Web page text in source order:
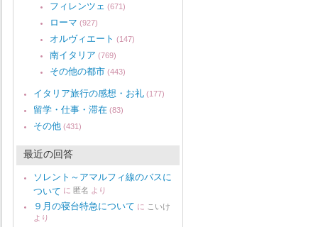
フィレンツェ (671)
ローマ (927)
オルヴィエート (147)
南イタリア (769)
その他の都市 (443)
イタリア旅行の感想・お礼 (177)
留学・仕事・滞在 (83)
その他 (431)
最近の回答
ソレント～アマルフィ線のバスに
ついて に 匿名 より
９月の寝台特急について に こいけ
より